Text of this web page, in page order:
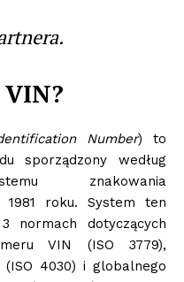
Number) to
sporządzony według
znakowania
roku. System ten
normach dotyczących
VIN (ISO 3779),
(ISO 4030) i globalnego